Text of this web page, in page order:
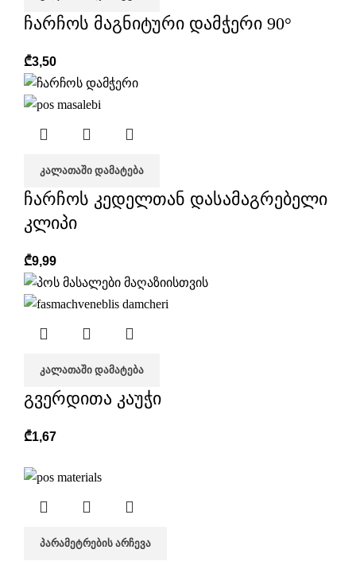
ჩარჩოს მაგნიტური დამჭერი 90°
₾3,50
ᲙᲐᲚᲐᲗᲐᲨᲘ ᲓᲐᲛᲐᲢᲔᲑᲐ
ჩარჩოს კედელთან დასამაგრებელი
კლიპი
₾9,99
ᲙᲐᲚᲐᲗᲐᲨᲘ ᲓᲐᲛᲐᲢᲔᲑᲐ
გვერდითა კაუჭი
₾1,67
ᲞᲐᲠᲐᲛᲔᲢᲠᲔᲑᲘᲡ ᲐᲠᲩᲔᲕᲐ